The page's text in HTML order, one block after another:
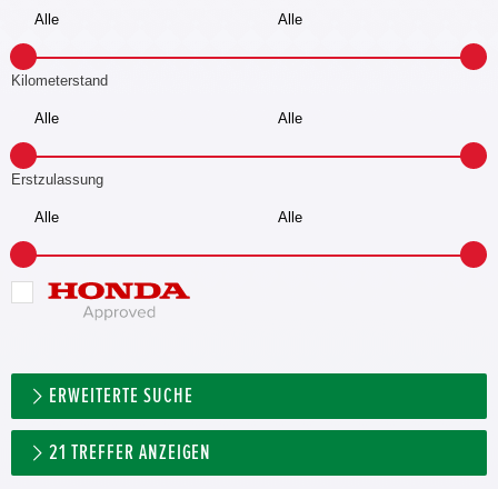
Kilometerstand
Erstzulassung
ERWEITERTE SUCHE
21 TREFFER ANZEIGEN